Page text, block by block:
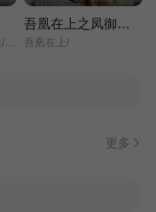
何磊/张睿/吴昊宸/洪爽/王大奇/嘉泽/孙之鸿/肖涵/左腾云/刘伟峰/王心嫚/窦新豪/苏宥辰/李繁/刘亭希/刘朔豪/洪冰瑶/刘佳萌/李蒲赫/徐章/
吾凰在上之凤御四方
吾凰在上/
更多